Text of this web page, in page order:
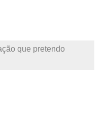
que pretendo